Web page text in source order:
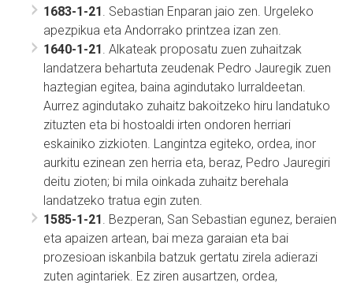
1683-1-21 . Sebastian Enparan jaio zen. Urgeleko
apezpikua eta Andorrako printzea izan zen.
1640-1-21 . Alkateak proposatu zuen zuhaitzak
landatzera behartuta zeudenak Pedro Jauregik zuen
haztegian egitea, baina agindutako lurraldeetan.
Aurrez agindutako zuhaitz bakoitzeko hiru landatuko
zituzten eta bi hostoaldi irten ondoren herriari
eskainiko zizkioten. Langintza egiteko, ordea, inor
aurkitu ezinean zen herria eta, beraz, Pedro Jauregiri
deitu zioten; bi mila oinkada zuhaitz berehala
landatzeko tratua egin zuten.
1585-1-21 . Bezperan, San Sebastian egunez, beraien
eta apaizen artean, bai meza garaian eta bai
prozesioan iskanbila batzuk gertatu zirela adierazi
zuten agintariek. Ez ziren ausartzen, ordea,